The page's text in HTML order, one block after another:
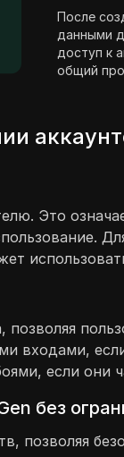
После
данными
доступ к
общий
Это
если
без
позволяя